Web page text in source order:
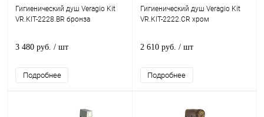
Гигиенический душ Veragio Kit
VR.KIT-2228.BR бронза
3 480 руб. / шт
Подробнее
Гигиенический душ Veragio Kit
VR.KIT-2222.CR хром
2 610 руб. / шт
Подробнее